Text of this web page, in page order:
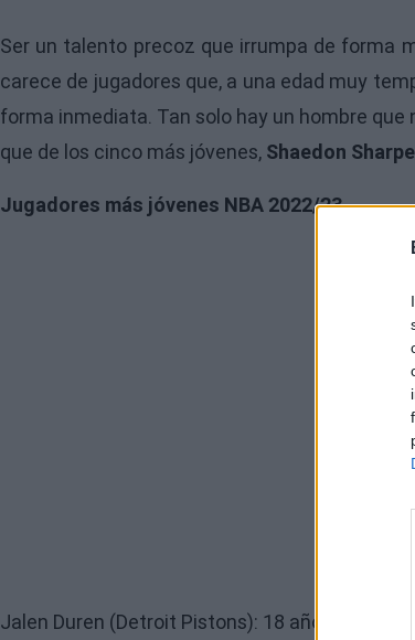
Ser un talento precoz que irrumpa de forma
carece de jugadores que, a una edad muy
forma inmediata. Tan solo hay un hombre que
que de los cinco más jóvenes, Shaedon Sharpe
Jugadores más jóvenes NBA 2022/23
Jalen Duren (Detroit Pistons): 18 años y 331 días